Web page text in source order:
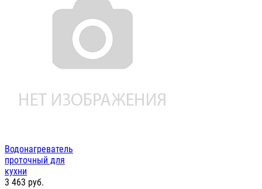
Водонагреватель
проточный для
кухни
3 463 руб.